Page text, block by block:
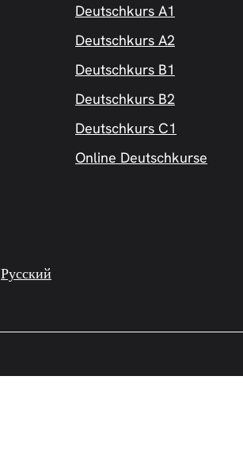
Deutschkurs A1
Deutschkurs A2
Deutschkurs B1
Deutschkurs B2
Deutschkurs C1
Online Deutschkurse
Русский